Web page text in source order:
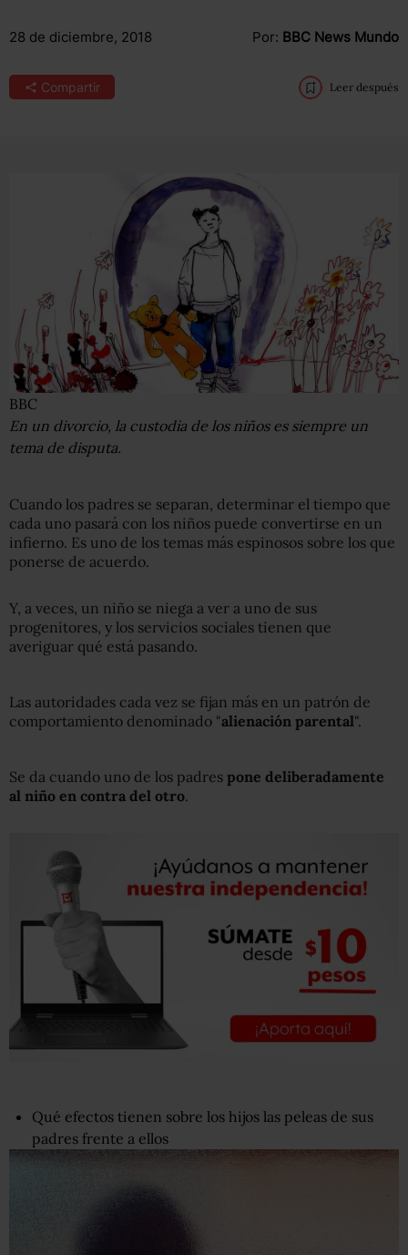
28 de diciembre, 2018 Por: BBC News Mundo
Compartir Leer después
BBC
En un divorcio, la custodia de los niños es siempre un
tema de disputa.
Cuando los padres se separan, determinar el tiempo que
cada uno pasará con los niños puede convertirse en un
infierno. Es uno de los temas más espinosos sobre los que
ponerse de acuerdo.
Y, a veces, un niño se niega a ver a uno de sus
progenitores, y los servicios sociales tienen que
averiguar qué está pasando.
Las autoridades cada vez se fijan más en un patrón de
comportamiento denominado "alienación parental".
Se da cuando uno de los padres pone deliberadamente
al niño en contra del otro.
Qué efectos tienen sobre los hijos las peleas de sus
padres frente a ellos